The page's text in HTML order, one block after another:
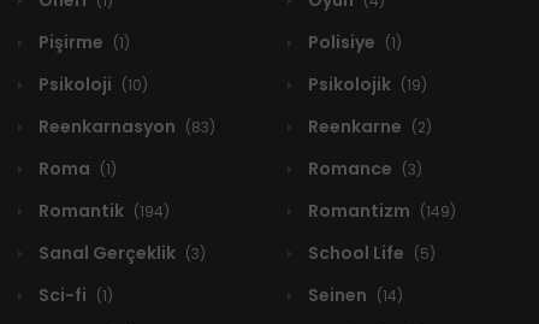
Pişirme (1) Polisiye (1)
Psikoloji (10) Psikolojik (19)
Reenkarnasyon (83) Reenkarne (2)
Roma (1) Romance (3)
Romantik (194) Romantizm (149)
Sanal Gerçeklik (3) School Life (5)
Sci-fi (1) Seinen (14)